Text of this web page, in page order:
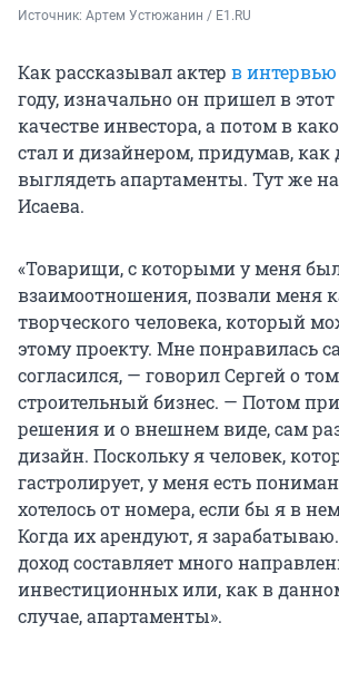
Источник: Артем Устюжанин / E1.RU
Как рассказывал актер в интервью
году, изначально он пришел в
качестве инвестора, а потом в
стал и дизайнером, придумав,
выглядеть апартаменты. Тут же
Исаева.
«Товарищи, с которыми у меня
взаимоотношения, позвали меня
творческого человека, который
этому проекту. Мне понравилась
согласился, — говорил Сергей о
строительный бизнес. — Потом
решения и о внешнем виде, сам
дизайн. Поскольку я человек,
гастролирует, у меня есть
хотелось от номера, если бы я в
Когда их арендуют, я
доход составляет много
инвестиционных или, как в
случае, апартаменты».